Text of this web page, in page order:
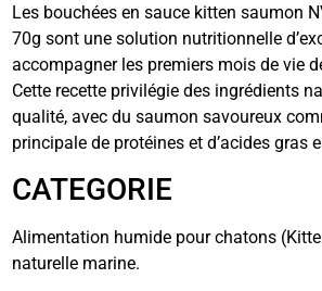
Les bouchées en sauce kitten saumon
70g sont une solution nutritionnelle
accompagner les premiers mois de vie
Cette recette privilégie des ingrédients
qualité, avec du saumon savoureux
principale de protéines et d’acides gras
CATEGORIE
Alimentation humide pour chatons
naturelle marine.